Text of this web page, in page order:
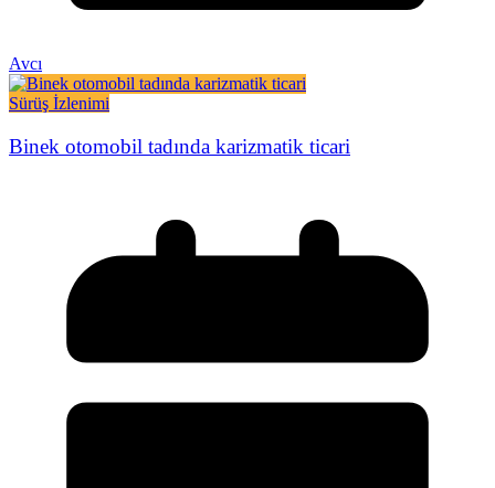
Avcı
Sürüş İzlenimi
Binek otomobil tadında karizmatik ticari